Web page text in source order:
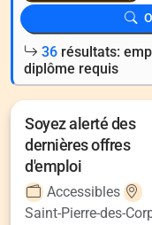
36 résultats:
diplôme requis
Soyez alerté des
dernières offres
d'emploi
Accessibles
Saint-Pierre-des-